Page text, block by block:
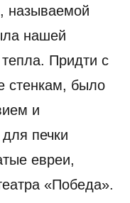
называемой
нашей
Придти с
стенкам, было
и
печки
евреи,
«Победа».